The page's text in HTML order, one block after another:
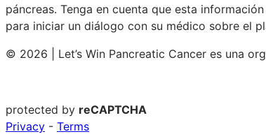
páncreas. Tenga en cuenta que esta
para iniciar un diálogo con su médico sobre el
© 2026 | Let’s Win Pancreatic Cancer es una
protected by reCAPTCHA
Privacy - Terms